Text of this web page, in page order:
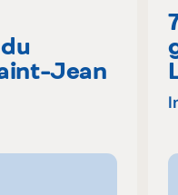
Jean